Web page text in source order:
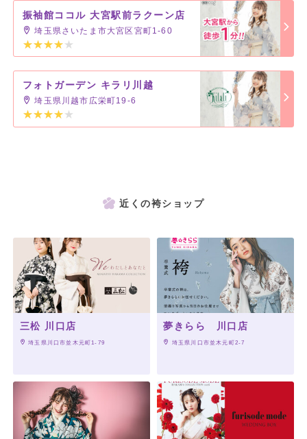
振袖館ココル 大宮駅前ラクーン店
埼玉県さいたま市大宮区宮町1-60
フォトガーデン キラリ川越
埼玉県川越市広栄町19-6
近くの袴ショップ
三松 川口店
埼玉県川口市並木元町1-79
夢きらら 川口店
埼玉県川口市並木元町2-7